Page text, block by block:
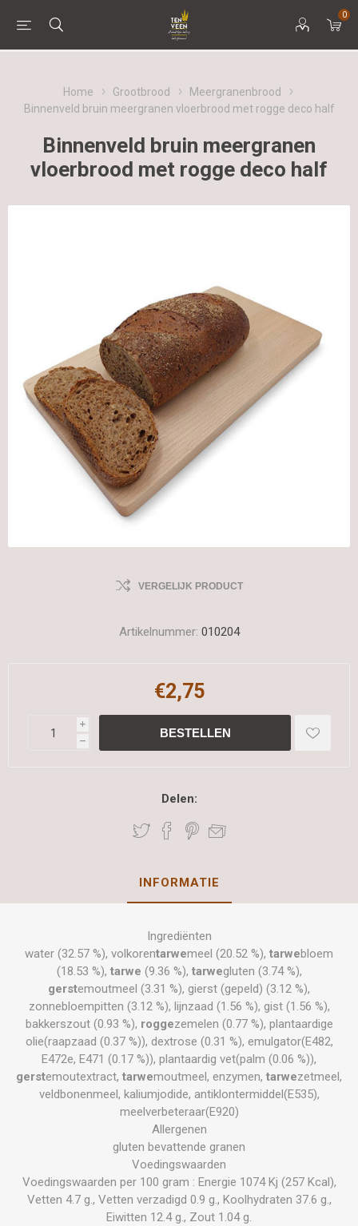
0
Home Grootbrood
Meergranenbrood
Binnenveld bruin meergranen vloerbrood met rogge deco half
Binnenveld bruin meergranen
vloerbrood met rogge deco half
VERGELIJK PRODUCT
Artikelnummer: 010204
€2,75
i
h
Delen:
INFORMATIE
Ingrediënten
water (32.57 %), volkorentarwemeel (20.52 %), tarwebloem
(18.53 %), tarwe (9.36 %), tarwegluten (3.74 %),
gerstemoutmeel (3.31 %), gierst (gepeld) (3.12 %),
zonnebloempitten (3.12 %), lijnzaad (1.56 %), gist (1.56 %),
bakkerszout (0.93 %), roggezemelen (0.77 %), plantaardige
olie(raapzaad (0.37 %)), dextrose (0.31 %), emulgator(E482,
E472e, E471 (0.17 %)), plantaardig vet(palm (0.06 %)),
gerstemoutextract, tarwemoutmeel, enzymen, tarwezetmeel,
veldbonenmeel, kaliumjodide, antiklontermiddel(E535),
meelverbeteraar(E920)
Allergenen
gluten bevattende granen
Voedingswaarden
Voedingswaarden per 100 gram : Energie 1074 Kj (257 Kcal),
Vetten 4.7 g., Vetten verzadigd 0.9 g., Koolhydraten 37.6 g.,
Eiwitten 12.4 g., Zout 1.04 g.